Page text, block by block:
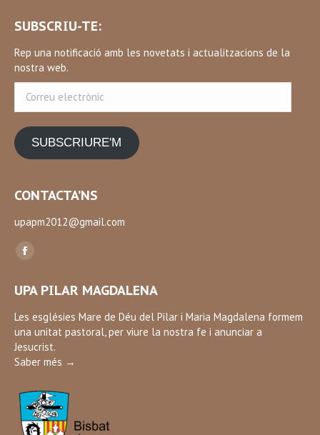
SUBSCRIU-TE:
Rep una notificació amb les novetats i actualitzacions de la
nostra web.
electrònic
SUBSCRIURE'M
CONTACTA’NS
upapm2012@gmail.com
Find us on:
Facebook
opens
in
new
window
UPA PILAR MAGDALENA
Les esglésies Mare de Déu del Pilar i Maria Magdalena formem
una unitat pastoral, per viure la nostra fe i anunciar a
Jesucrist.
Saber més →